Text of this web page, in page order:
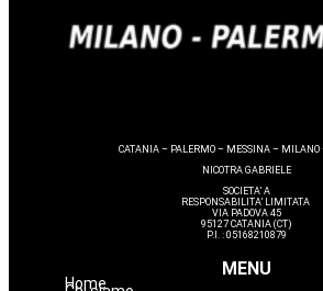
CATANIA – PALERMO – MESSINA – MILANO
NICOTRA GABRIELE
SOCIETA’ A
RESPONSABILITA’ LIMITATA
VIA PADOVA 45
95127 CATANIA (CT)
P.I. : 05168210879
MENU
Home